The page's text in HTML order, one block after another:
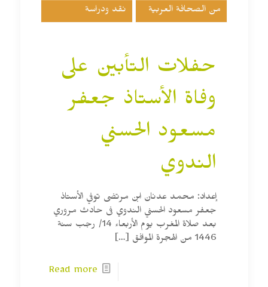
من الصحافة العربية نقد ودراسة
حفلات التأبين على
وفاة الأستاذ جعفر
مسعود الحسني
الندوي
إعداد: محمد عدنان ابن مرتضى توفي الأستاذ
جعفر مسعود الحسني الندوي فى حادث مروري
بعد صلاة المغرب يوم الأربعاء 14/ رجب سنة
1446 من الهجرة الموافق
[…]
Read more